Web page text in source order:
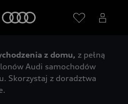
Partnera Audi
z domu, z pełną
Audi samochodów
Skorzystaj z doradztwa